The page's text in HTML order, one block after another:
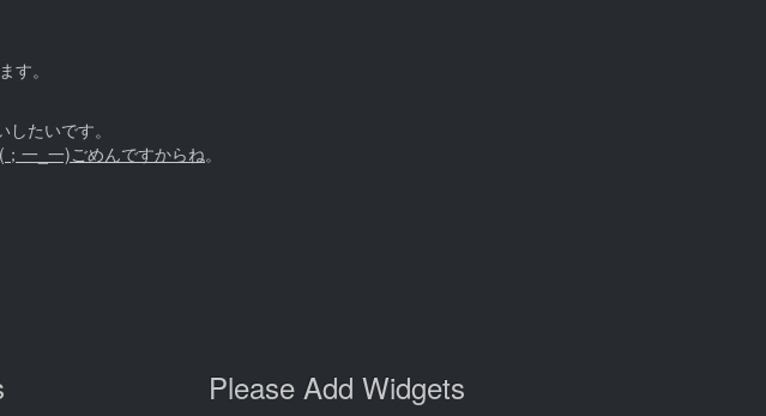
す。
したいです。
一_一)ごめんですからね。
Please Add Widgets